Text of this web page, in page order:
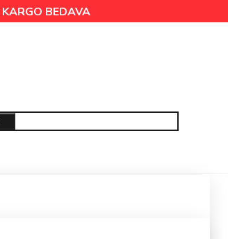
KARGO BEDAVA